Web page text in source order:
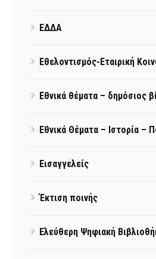
ΕΔΔΑ
Εθελοντισμός-Εταιρική
Εθνικά θέματα – δημόσιος
Εθνικά Θέματα – Ιστορία –
Εισαγγελείς
Έκτιση ποινής
Ελεύθερη Ψηφιακή